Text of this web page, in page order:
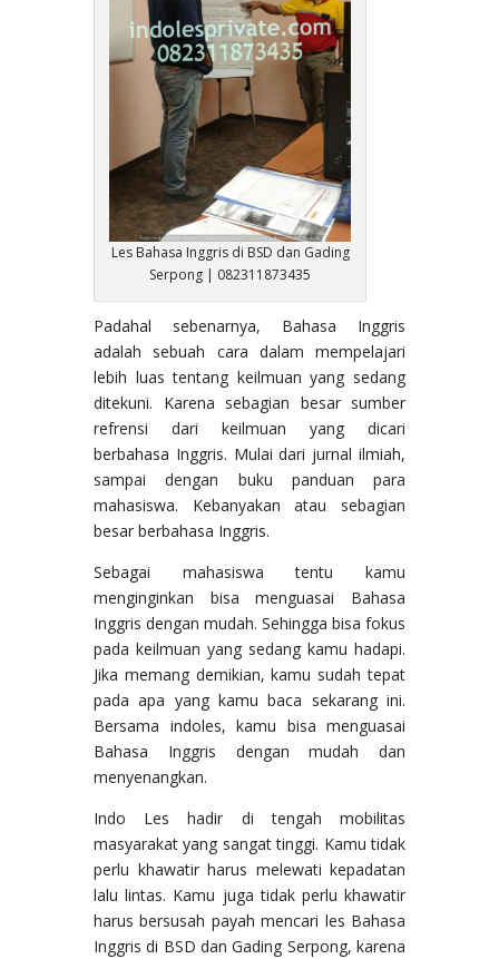
Les Bahasa Inggris di BSD dan Gading
Serpong | 082311873435
Padahal sebenarnya, Bahasa Inggris
adalah sebuah cara dalam mempelajari
lebih luas tentang keilmuan yang sedang
ditekuni. Karena sebagian besar sumber
refrensi dari keilmuan yang dicari
berbahasa Inggris. Mulai dari jurnal ilmiah,
sampai dengan buku panduan para
mahasiswa. Kebanyakan atau sebagian
besar berbahasa Inggris.
Sebagai mahasiswa tentu kamu
menginginkan bisa menguasai Bahasa
Inggris dengan mudah. Sehingga bisa fokus
pada keilmuan yang sedang kamu hadapi.
Jika memang demikian, kamu sudah tepat
pada apa yang kamu baca sekarang ini.
Bersama indoles, kamu bisa menguasai
Bahasa Inggris dengan mudah dan
menyenangkan.
Indo Les hadir di tengah mobilitas
masyarakat yang sangat tinggi. Kamu tidak
perlu khawatir harus melewati kepadatan
lalu lintas. Kamu juga tidak perlu khawatir
harus bersusah payah mencari les Bahasa
Inggris di BSD dan Gading Serpong, karena